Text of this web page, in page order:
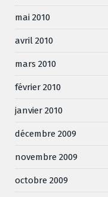
mai 2010
avril 2010
mars 2010
février 2010
janvier 2010
décembre 2009
novembre 2009
octobre 2009